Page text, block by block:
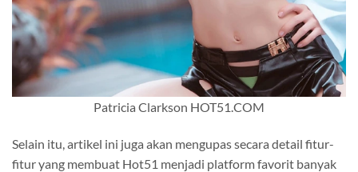
Patricia Clarkson HOT51.COM
Selain itu, artikel ini juga akan mengupas secara detail fitur-
fitur yang membuat Hot51 menjadi platform favorit banyak